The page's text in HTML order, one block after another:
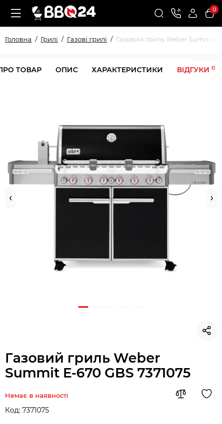
0
Головна Грилі Газові грилі Газовий гриль Weber Summit
ТОВАР ОПИС ХАРАКТЕРИСТИКИ ВІДГУКИ 0
Газовий гриль Weber
Summit E-670 GBS 7371075
Немає в наявності
Код: 7371075